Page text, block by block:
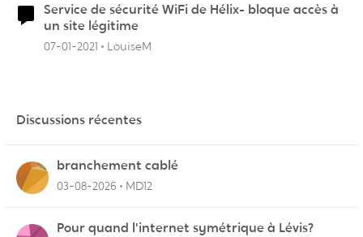
Service de sécurité WiFi de Hélix- bloque accès à
un site légitime
07-01-2021 LouiseM
Discussions récentes
branchement cablé
03-08-2026 MD12
Pour quand l'internet symétrique à Lévis?